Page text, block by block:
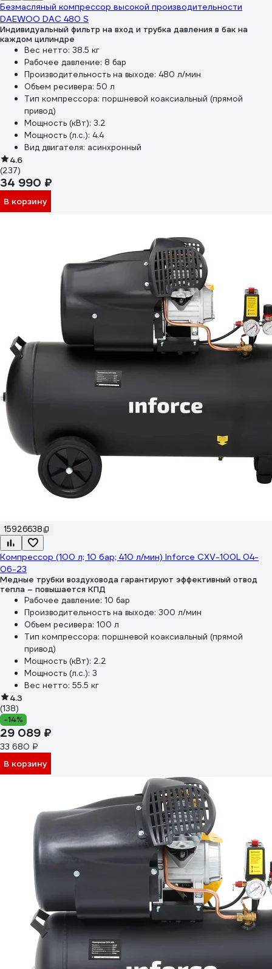
Безмасляный компрессор высокой производительности
DAEWOO DAC 480 S
Индивидуальный фильтр на вход и трубка давления в бак на
каждом цилиндре
Вес нетто: 38.5 кг
Рабочее давление: 8 бар
Производительность на выходе: 480 л/мин
Объем ресивера: 50 л
Тип компрессора: поршневой коаксиальный (прямой
привод)
Мощность (кВт): 3.2
Мощность (л.с.): 4.4
Вид двигателя: асинхронный
4.6
(237)
34 990 ₽
В корзину
15926638
Компрессор (100 л; 10 бар; 410 л/мин) Inforce CXV-100L 04-
06-23
Медные трубки воздуховода гарантируют эффективный отвод
тепла – повышается КПД
Рабочее давление: 10 бар
Производительность на выходе: 300 л/мин
Объем ресивера: 100 л
Тип компрессора: поршневой коаксиальный (прямой
привод)
Мощность (кВт): 2.2
Мощность (л.с.): 3
Вес нетто: 55.5 кг
4.3
(138)
-14%
29 089 ₽
33 680 ₽
В корзину